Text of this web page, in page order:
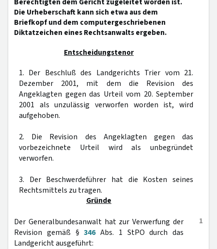
Die Urheberschaft kann sich etwa aus dem
Briefkopf und dem computergeschriebenen
Diktatzeichen eines Rechtsanwalts ergeben.
Entscheidungstenor
1. Der Beschluß des Landgerichts Trier vom 21.
Dezember 2001, mit dem die Revision des
Angeklagten gegen das Urteil vom 20. September
2001 als unzulässig verworfen worden ist, wird
aufgehoben.
2. Die Revision des Angeklagten gegen das
vorbezeichnete Urteil wird als unbegründet
verworfen.
3. Der Beschwerdeführer hat die Kosten seines
Rechtsmittels zu tragen.
Gründe
1
Der Generalbundesanwalt hat zur Verwerfung der
Revision gemäß §346Abs. 1 StPO durch das
Landgericht ausgeführt: